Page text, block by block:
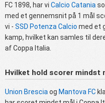
FC 1898, har vi Calcio Catania
med et gennemsnit på 1 mål
vi - SSD Potenza Calcio med et
kamp, hvilket kan samles til
af Coppa Italia.
Hvilket hold scorer mindst
Union Brescia og Mantova FC